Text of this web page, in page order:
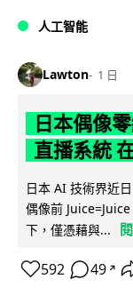
人工智能
Lawton 1 日
日本偶像
直播系統
日本 AI 技術界近
偶像前
下，僅憑藉與...
592 49 ↗